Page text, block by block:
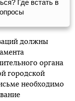
Где встать в
должны
органа
городской
необходимо